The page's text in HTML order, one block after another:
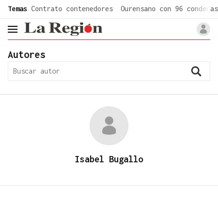
Temas Contrato contenedores Ourensano con 96 condenas
header.menu.open
Autores
Isabel Bugallo